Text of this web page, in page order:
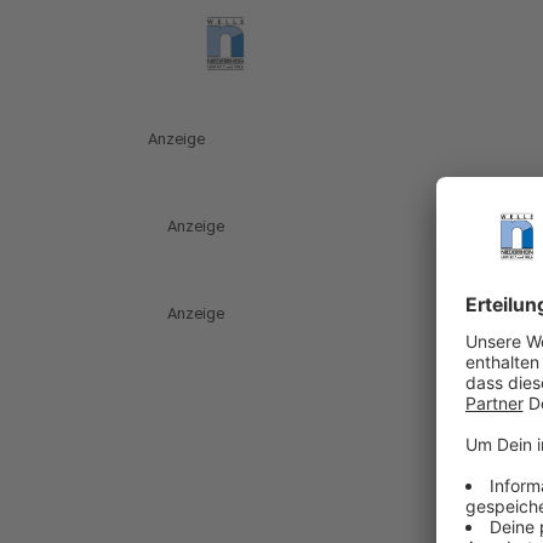
Anzeige
Anzeige
Anzeige